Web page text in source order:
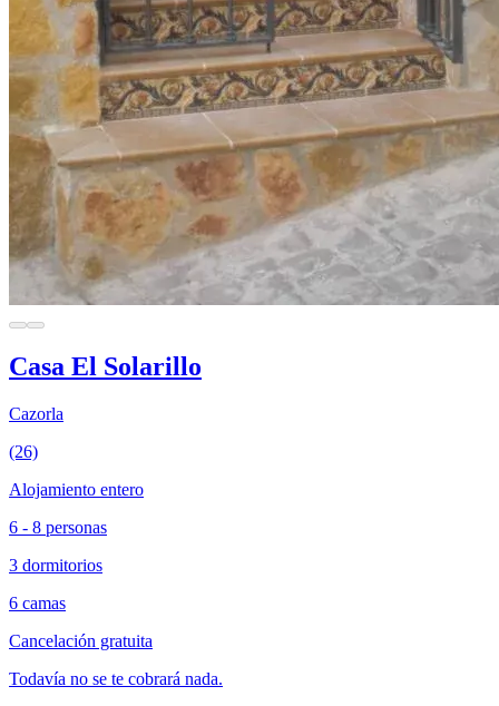
Casa El Solarillo
Cazorla
(26)
Alojamiento entero
6 - 8 personas
3 dormitorios
6 camas
Cancelación gratuita
Todavía no se te cobrará nada.